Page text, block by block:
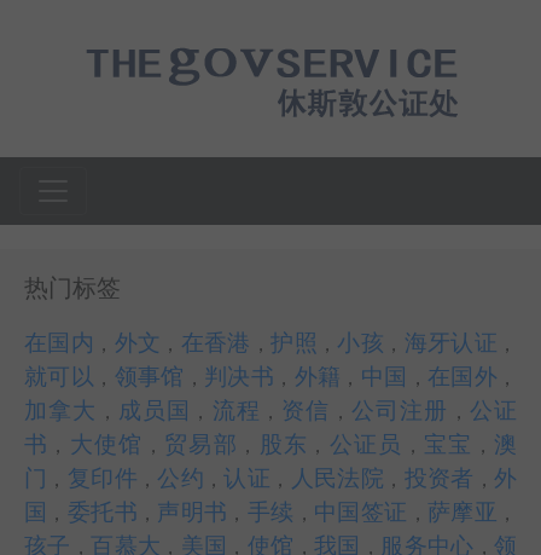
热门标签
在国内 ， 外文 ， 在香港 ，护照 ， 小孩 ， 海牙认证 ，
就可以 ， 领事馆 ， 判决书 ， 外籍 ， 中国 ， 在国外 ，
加拿大 ， 成员国 ， 流程 ， 资信 ， 公司注册 ， 公证
书 ， 大使馆 ， 贸易部 ， 股东 ， 公证员 ， 宝宝 ， 澳
门
， 复印件 ， 公约 ，认证 ， 人民法院 ， 投资者 ，外
国
， 委托书 ， 声明书 ， 手续 ， 中国签证 ， 萨摩亚 ，
孩子 ， 百慕大 ， 美国 ， 使馆 ，我国 ， 服务中心 ，领